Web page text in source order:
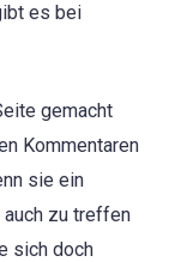
es bei
gemacht
Kommentaren
sie ein
zu treffen
sich doch